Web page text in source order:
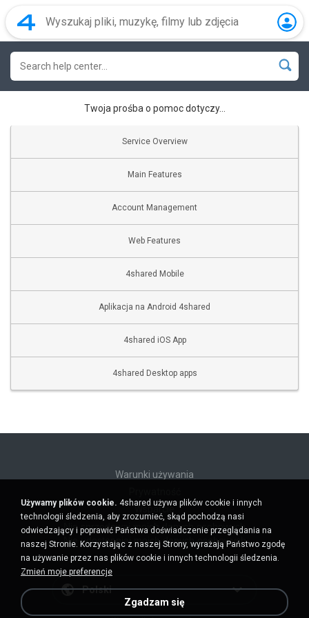
Twoja prośba o pomoc dotyczy…
Service Overview
Main Features
Account Management
Web Features
4shared Mobile
Aplikacja na Android 4shared
4shared iOS App
4shared Desktop apps
Warunki używania
Wsparcie
Nie sprzedawaj moich danych osobowych
Nie udostępniaj moich danych osobowych
Polski
Używamy plików cookie. 4shared używa plików cookie i innych
technologii śledzenia, aby zrozumieć, skąd pochodzą nasi
odwiedzający i poprawić Państwa doświadczenie przeglądania na
naszej Stronie. Korzystając z naszej Strony, wyrażają Państwo zgodę
na używanie przez nas plików cookie i innych technologii śledzenia.
Zmień moje preferencje
Zgadzam się